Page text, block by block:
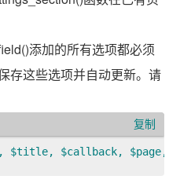
添加的所有选项都必须
存这些选项并自动更新。请
$title, $callback,
复制